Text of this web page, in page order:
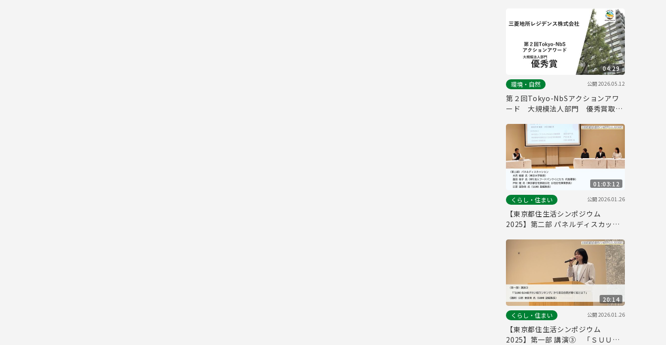
04:29
環境・自然
公開2026.05.12
第２回Tokyo-NbSアクションアワ
ード 大規模法人部門 優秀賞取組
01:03:12
くらし・住まい
公開2026.01.26
【東京都住生活シンポジウム
2025】第二部 パネルディスカッシ
20:14
くらし・住まい
公開2026.01.26
【東京都住生活シンポジウム
2025】第一部 講演③ 「ＳＵＵＭ